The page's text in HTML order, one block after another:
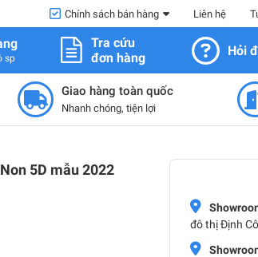
Chính sách bán hàng Liên hệ
sp
Tra cứu
đơn hàng
Hỏi
Giao hàng toàn quốc
Nhanh chóng, tiện lợi
5D mẫu 2022
đô thị Định